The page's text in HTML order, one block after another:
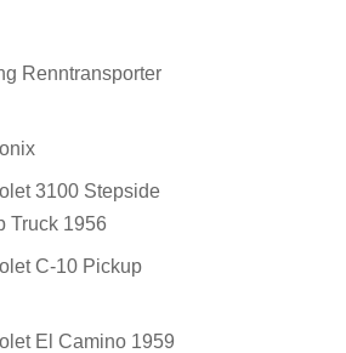
Renntransporter
3100 Stepside
Truck 1956
C-10 Pickup
El Camino 1959